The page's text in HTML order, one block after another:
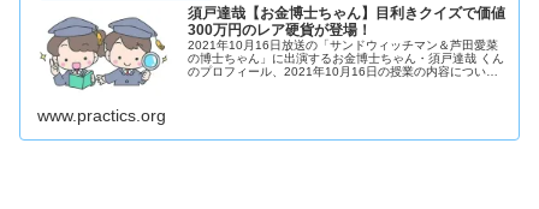
須戸達哉【お金博士ちゃん】目利きクイズで価値
300万円のレア硬貨が登場！
2021年10月16日放送の「サンドウィッチマン＆芦田愛菜
の博士ちゃん」に出演するお金博士ちゃん・須戸達哉 くん
のプロフィール、2021年10月16日の授業の内容について
www.practics.org